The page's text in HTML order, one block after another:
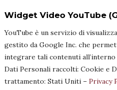
Widget Video YouTube
YouTube è un servizio di
gestito da Google Inc. che
integrare tali contenuti
Dati Personali raccolti: Cookie e
trattamento: Stati Uniti – Privacy